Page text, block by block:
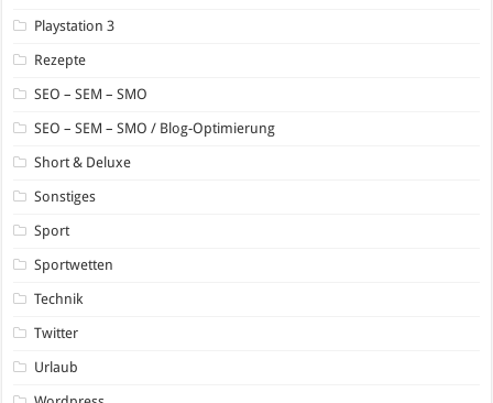
Playstation 3
Rezepte
SEO – SEM – SMO
SEO – SEM – SMO / Blog-Optimierung
Short & Deluxe
Sonstiges
Sport
Sportwetten
Technik
Twitter
Urlaub